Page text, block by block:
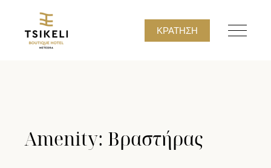
ΚΡΆΤΗΣΗ
Amenity: Βραστήρας